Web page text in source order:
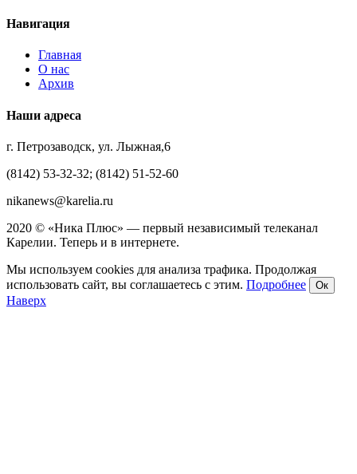
Навигация
Главная
О нас
Архив
Наши адреса
г. Петрозаводск, ул. Лыжная,6
(8142) 53-32-32; (8142) 51-52-60
nikanews@karelia.ru
2020 © «Ника Плюс» — первый независимый телеканал
Карелии. Теперь и в интернете.
Мы используем cookies для анализа трафика. Продолжая
использовать сайт, вы соглашаетесь с этим. Подробнее Ок
Наверх